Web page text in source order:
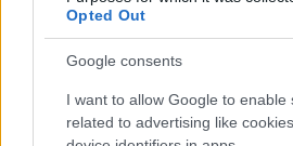
Opted Out
Google consents
I want to allow Google to enable
related to advertising like
amit friss zöldségekkel fejeltem
rá apróra darabolt lila
paradicsom, avokádó és némi
hiányában petrezselyemmel
lime levét facsartam rá. Ezután
csak a tunkolás!